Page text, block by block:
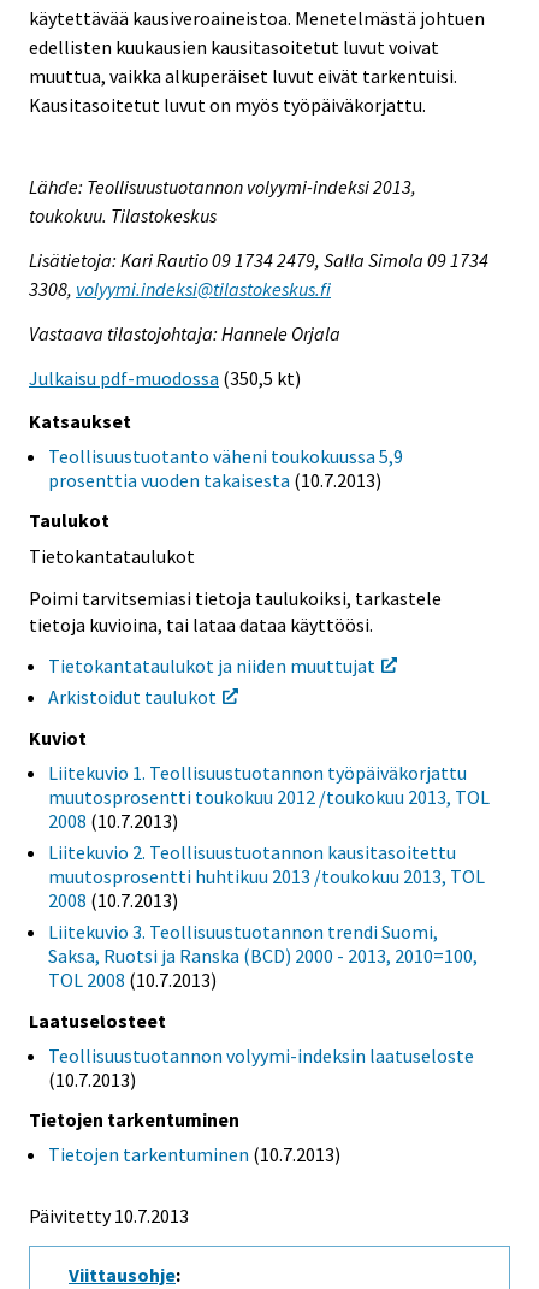
käytettävää kausiveroaineistoa. Menetelmästä johtuen
edellisten kuukausien kausitasoitetut luvut voivat
muuttua, vaikka alkuperäiset luvut eivät tarkentuisi.
Kausitasoitetut luvut on myös työpäiväkorjattu.
Lähde: Teollisuustuotannon volyymi-indeksi 2013,
toukokuu. Tilastokeskus
Lisätietoja: Kari Rautio 09 1734 2479, Salla Simola 09 1734
3308, volyymi.indeksi@tilastokeskus.fi
Vastaava tilastojohtaja: Hannele Orjala
Julkaisu pdf-muodossa (350,5 kt)
Katsaukset
Teollisuustuotanto väheni toukokuussa 5,9
prosenttia vuoden takaisesta (10.7.2013)
Taulukot
Tietokantataulukot
Poimi tarvitsemiasi tietoja taulukoiksi, tarkastele
tietoja kuvioina, tai lataa dataa käyttöösi.
Tietokantataulukot ja niiden muuttujat
Arkistoidut taulukot
Kuviot
Liitekuvio 1. Teollisuustuotannon työpäiväkorjattu
muutosprosentti toukokuu 2012 /toukokuu 2013, TOL
2008 (10.7.2013)
Liitekuvio 2. Teollisuustuotannon kausitasoitettu
muutosprosentti huhtikuu 2013 /toukokuu 2013, TOL
2008 (10.7.2013)
Liitekuvio 3. Teollisuustuotannon trendi Suomi,
Saksa, Ruotsi ja Ranska (BCD) 2000 - 2013, 2010=100,
TOL 2008 (10.7.2013)
Laatuselosteet
Teollisuustuotannon volyymi-indeksin laatuseloste
(10.7.2013)
Tietojen tarkentuminen
Tietojen tarkentuminen (10.7.2013)
Päivitetty 10.7.2013
Viittausohje: